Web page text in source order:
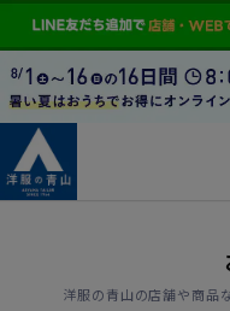
洋服の青山の店舗や商品